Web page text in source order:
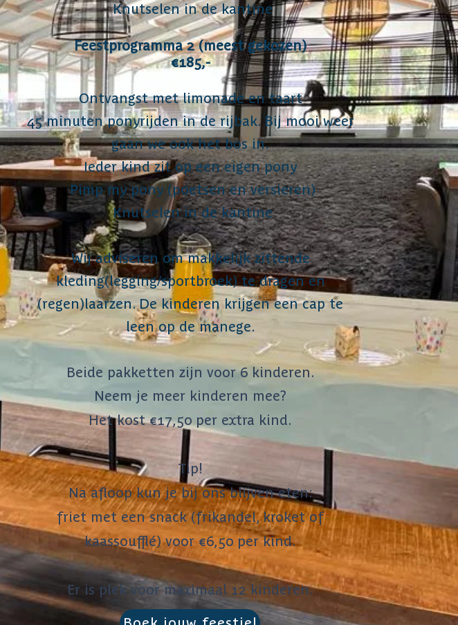
Knutselen in de kantine
Feestprogramma 2​(meest gekozen)
€185,-
Ontvangst met limonade en taart
45 minuten ponyrijden in de rijbak. Bij mooi weer
gaan we ook het bos in.
Ieder kind zit op een eigen pony
Pimp my pony (poetsen en versieren)
Knutselen in de kantine
Wij adviseren om makkelijk zittende
kleding(legging/sportbroek) te dragen en
(regen)laarzen. De kinderen krijgen een cap te
leen op de manege.
Beide pakketten zijn voor 6 kinderen.
Neem je meer kinderen mee?
Het kost €17,50 per extra kind.
Tip!
Na afloop kun je bij ons blijven eten:
friet met een snack (frikandel, kroket of
kaassoufflé) voor €6,50 per kind.
Er is plek voor maximaal 12 kinderen.